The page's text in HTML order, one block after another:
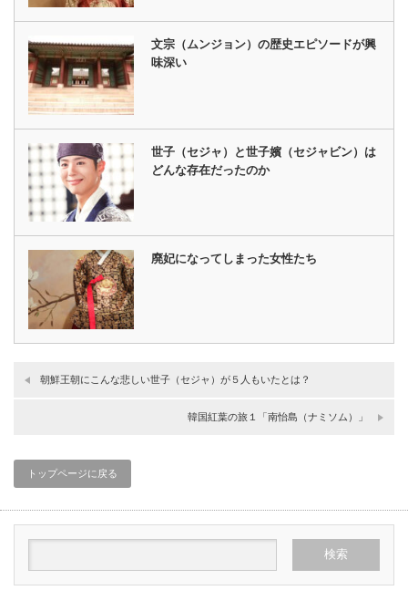
文宗（ムンジョン）の歴史エピソードが興
味深い
世子（セジャ）と世子嬪（セジャビン）は
どんな存在だったのか
廃妃になってしまった女性たち
朝鮮王朝にこんな悲しい世子（セジャ）が５人もいたとは？
韓国紅葉の旅１「南怡島（ナミソム）」
トップページに戻る